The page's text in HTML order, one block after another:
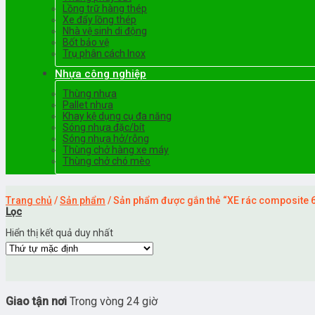
Lồng trữ hàng thép
Xe đẩy lồng thép
Nhà vệ sinh di động
Bốt bảo vệ
Trụ phân cách Inox
Nhựa công nghiệp
Thùng nhựa
Pallet nhựa
Khay kệ dụng cụ đa năng
Sóng nhựa đặc/bít
Sóng nhựa hở/rỗng
Thùng chở hàng xe máy
Thùng chở chó mèo
Trang chủ /Sản phẩm /Sản phẩm được gắn thẻ “XE rác composite
Lọc
Hiển thị kết quả duy nhất
Giao tận nơi Trong vòng 24 giờ